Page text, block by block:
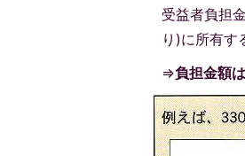
受益者負担
り)に所有す
⇒負担金額